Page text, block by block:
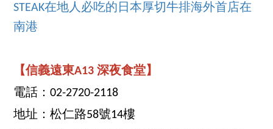
STEAK在地人必吃的日本厚切牛排海外首店在
南港
【信義遠東A13 深夜食堂】
電話：02-2720-2118
地址：松仁路58號14樓